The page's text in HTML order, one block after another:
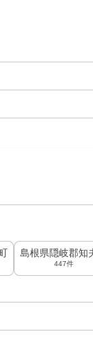
島根県隠岐郡知
447件